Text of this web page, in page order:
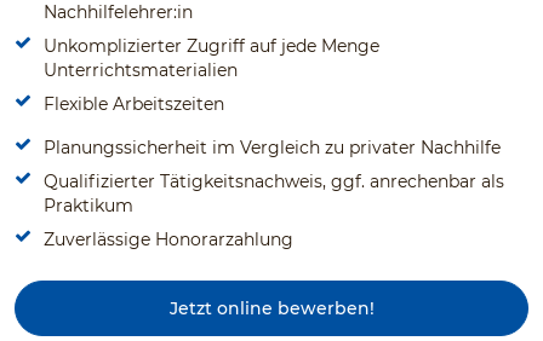
Nachhilfelehrer:in
Unkomplizierter Zugriff auf jede Menge
Unterrichtsmaterialien
Flexible Arbeitszeiten
Planungssicherheit im Vergleich zu privater Nachhilfe
Qualifizierter Tätigkeitsnachweis, ggf. anrechenbar als
Praktikum
Zuverlässige Honorarzahlung
Jetzt online bewerben!